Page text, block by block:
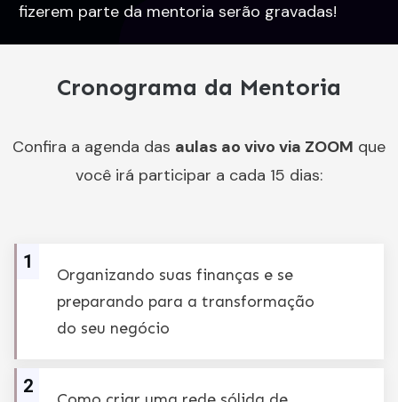
fizerem parte da mentoria serão gravadas!
Cronograma da Mentoria
Confira a agenda das aulas ao vivo via ZOOM que
você irá participar a cada 15 dias:
1
Organizando suas finanças e se
preparando para a transformação
do seu negócio
2